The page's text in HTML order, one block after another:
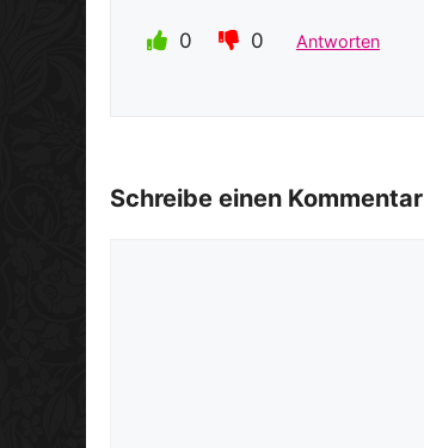
0 0 Antworten
Schreibe einen Kommentar